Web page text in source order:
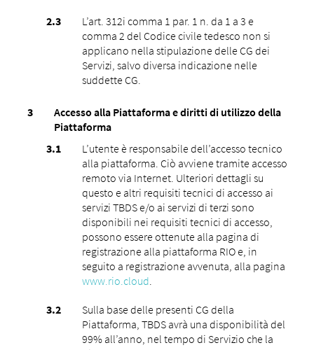
L’art. 312i comma 1 par. 1 n. da 1 a 3 e
comma 2 del Codice civile tedesco non si
applicano nella stipulazione delle CG dei
Servizi, salvo diversa indicazione nelle
suddette CG.
Accesso alla Piattaforma e diritti di utilizzo della
Piattaforma
L’utente è responsabile dell’accesso tecnico
alla piattaforma. Ciò avviene tramite accesso
remoto via Internet. Ulteriori dettagli su
questo e altri requisiti tecnici di accesso ai
servizi TBDS e/o ai servizi di terzi sono
disponibili nei requisiti tecnici di accesso,
possono essere ottenute alla pagina di
registrazione alla piattaforma RIO e, in
seguito a registrazione avvenuta, alla pagina
www.rio.cloud
Sulla base delle presenti CG della
Piattaforma, TBDS avrà una disponibilità del
99% all’anno, nel tempo di Servizio che la